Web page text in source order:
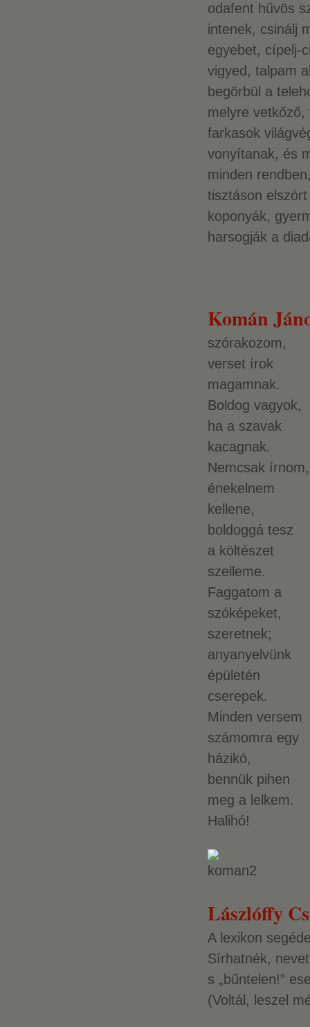
odafent hűvös
intenek, csinálj
egyebet, cípelj-
vigyed, talpam
begörbül a
melyre vetkőző,
farkasok
vonyítanak, és
minden
tisztáson
koponyák,
harsogják a
Komán
szórakozom,
verset írok
magamnak.
Boldog vagyok,
ha a szavak
kacagnak.
Nemcsak írnom,
énekelnem
kellene,
boldoggá tesz
a költészet
szelleme.
Faggatom a
szóképeket,
szeretnek;
anyanyelvünk
épületén
cserepek.
Minden versem
számomra egy
házikó,
bennük pihen
meg a lelkem.
Halihó!
Lászlóffy
A lexikon
Sírhatnék,
s „bűntelen!”
(Voltál, leszel